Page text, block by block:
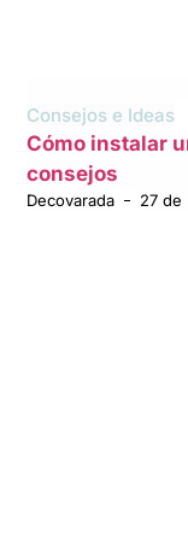
Consejos e Ideas
Cómo instalar
consejos
Decovarada 27 de